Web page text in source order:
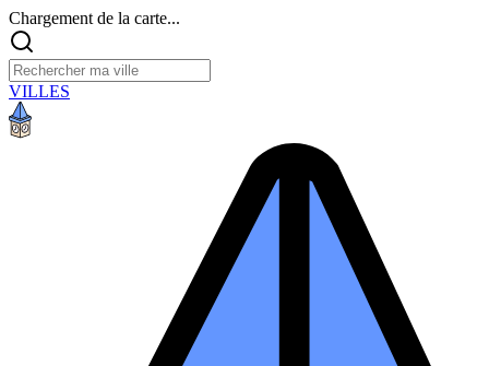
Chargement de la carte...
VILLES